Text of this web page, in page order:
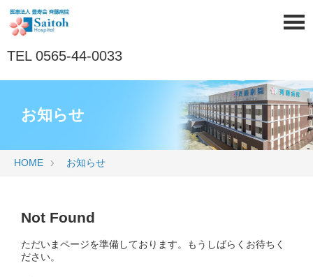
TEL 0565-44-0033
お知らせ
HOME お知らせ
Not Found
ただいまページを準備しております。もうしばらくお待ちく
ださい。